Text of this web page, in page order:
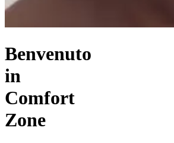
Benvenuto
in
Comfort
Zone